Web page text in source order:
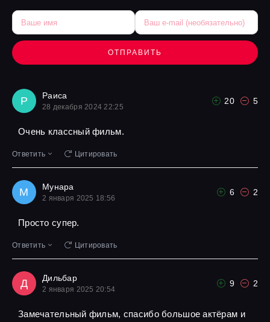
ОТПРАВИТЬ
Р Раиса
28 декабря 2024 22:25
20 5
Очень классный фильм.
Ответить Цитировать
М Мунара
2 января 2025 18:56
6 2
Просто супер.
Ответить Цитировать
Д Дильбар
2 января 2025 20:54
9 2
Замечательный фильм, спасибо большое актёрам и